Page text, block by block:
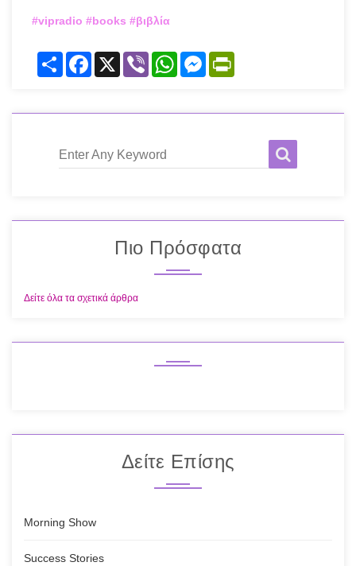
#vipradio #books #βιβλία
Share Facebook Viber WhatsAppMessenger
Enter Any Keyword
Πιο Πρόσφατα
Δείτε όλα τα σχετικά άρθρα
Δείτε Επίσης
Morning Show
Success Stories